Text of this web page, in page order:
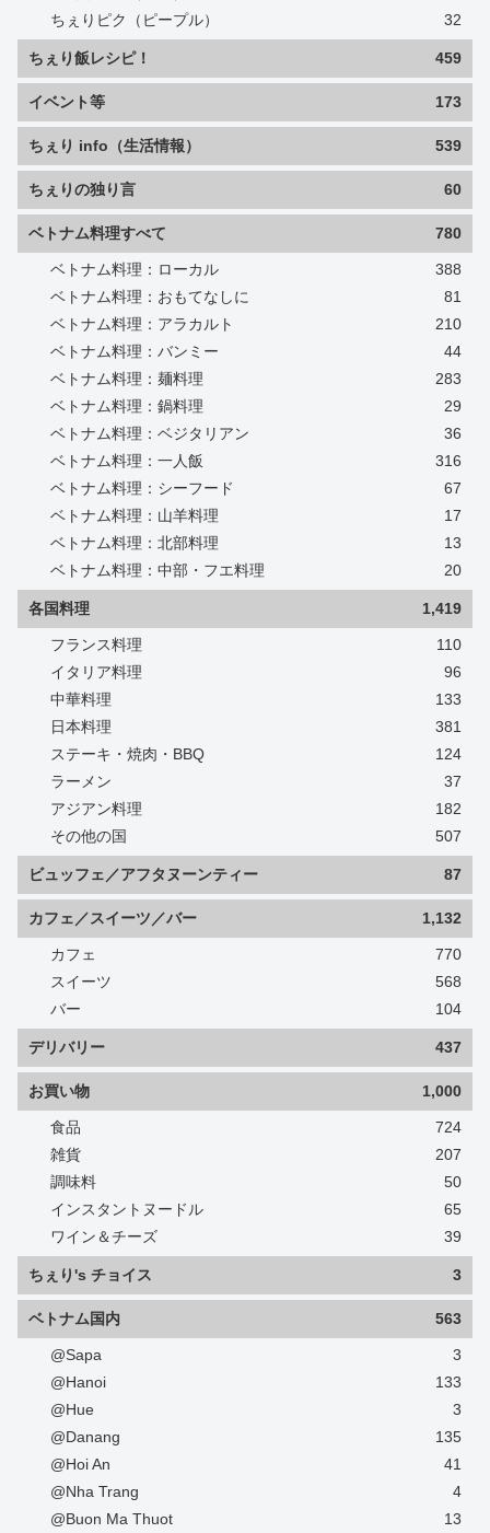
ちぇりピク（ピープル）
32
ちぇり飯レシピ！ 459
イベント等 173
ちぇり info（生活情報） 539
ちぇりの独り言 60
ベトナム料理すべて 780
ベトナム料理：ローカル
388
ベトナム料理：おもてなしに
81
ベトナム料理：アラカルト
210
ベトナム料理：バンミー
44
ベトナム料理：麺料理
283
ベトナム料理：鍋料理
29
ベトナム料理：ベジタリアン
36
ベトナム料理：一人飯
316
ベトナム料理：シーフード
67
ベトナム料理：山羊料理
17
ベトナム料理：北部料理
13
ベトナム料理：中部・フエ料理
20
各国料理 1,419
フランス料理
110
イタリア料理
96
中華料理
133
日本料理
381
ステーキ・焼肉・BBQ
124
ラーメン
37
アジアン料理
182
その他の国
507
ビュッフェ／アフタヌーンティー 87
カフェ／スイーツ／バー 1,132
カフェ
770
スイーツ
568
バー
104
デリバリー 437
お買い物 1,000
食品
724
雑貨
207
調味料
50
インスタントヌードル
65
ワイン＆チーズ
39
ちぇり's チョイス 3
ベトナム国内 563
@Sapa
3
@Hanoi
133
@Hue
3
@Danang
135
@Hoi An
41
@Nha Trang
4
@Buon Ma Thuot
13